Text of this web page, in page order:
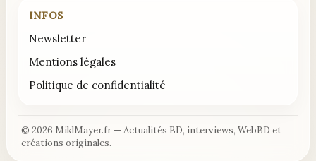
INFOS
Newsletter
Mentions légales
Politique de confidentialité
© 2026 MiklMayer.fr — Actualités BD, interviews, WebBD et
créations originales.